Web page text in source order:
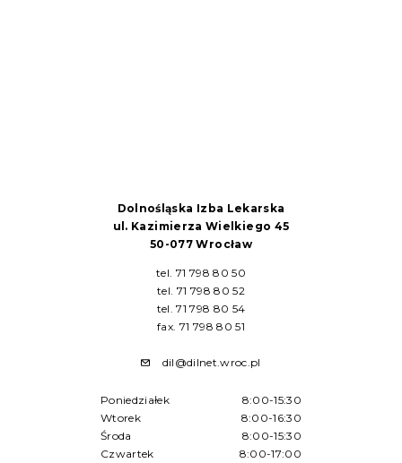
Dolnośląska Izba Lekarska
ul. Kazimierza Wielkiego 45
50-077 Wrocław
tel. 71 798 80 50
tel. 71 798 80 52
tel. 71 798 80 54
fax. 71 798 80 51
dil@dilnet.wroc.pl
Poniedziałek
8:00-15:30
Wtorek
8:00-16:30
Środa
8:00-15:30
Czwartek
8:00-17:00